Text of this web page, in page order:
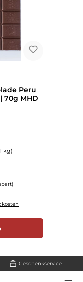
Peru
kg)
Geschenkservice